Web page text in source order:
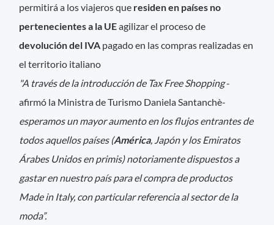
permitirá a los viajeros que residen en países no
pertenecientes a la UEagilizar el proceso de
devolución del IVA pagado en las compras realizadas en
el territorio italiano
"A través de la introducción de Tax Free Shopping-
afirmó la Ministra de Turismo Daniela Santanchè-
esperamos un mayor aumento en los flujos entrantes de
todos aquellos países (América, Japón y los Emiratos
Árabes Unidos en primis) notoriamente dispuestos a
gastar en nuestro país para el compra de productos
Made in Italy, con particular referencia al sector de la
moda”.